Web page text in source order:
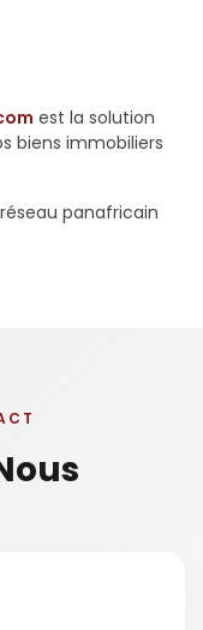
est la solution
biens immobiliers
panafricain